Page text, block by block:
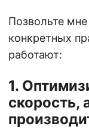
Позвольте
конкретных
работают:
1.
скорость,